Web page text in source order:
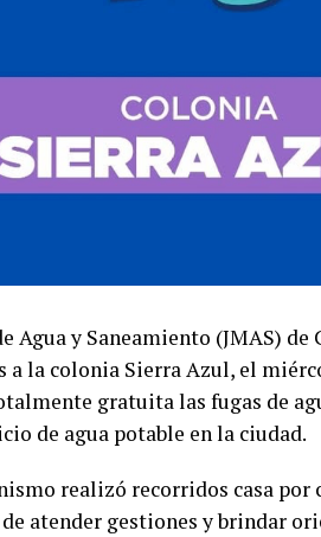
Agua y Saneamiento (JMAS)
a la colonia Sierra Azul, el
gratuita las fugas de
de agua potable en la ciudad.
realizó recorridos casa por
atender gestiones y brindar